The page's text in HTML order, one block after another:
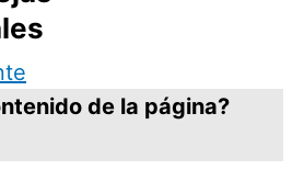
de la página?